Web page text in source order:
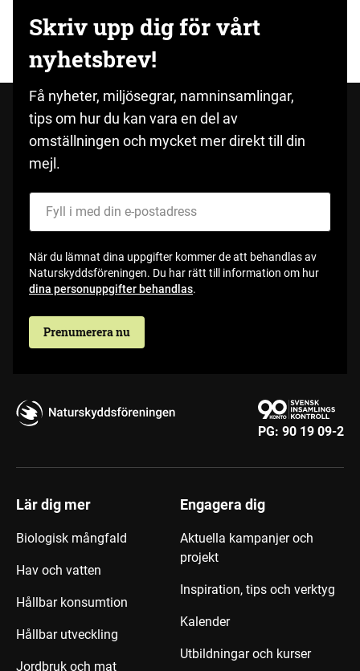
Skriv upp dig för vårt
nyhetsbrev!
Få nyheter, miljösegrar, namninsamlingar,
tips om hur du kan vara en del av
omställningen och mycket mer direkt till din
mejl.
När du lämnat dina uppgifter kommer de att behandlas av
Naturskyddsföreningen. Du har rätt till information om hur
dina personuppgifter behandlas.
Prenumerera nu
PG: 90 19 09-2
Lär dig mer
Biologisk mångfald
Hav och vatten
Hållbar konsumtion
Hållbar utveckling
Jordbruk och mat
Engagera dig
Aktuella kampanjer och
projekt
Inspiration, tips och verktyg
Kalender
Utbildningar och kurser